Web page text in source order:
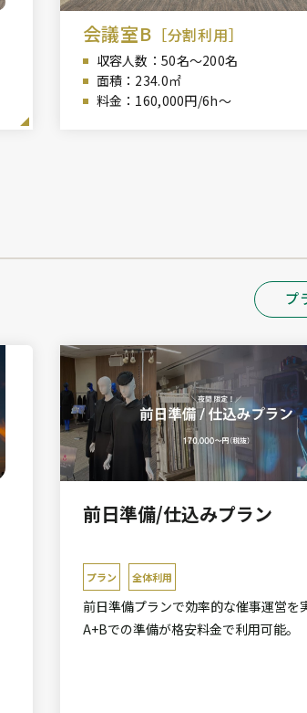
会議室B ［分割利用］
収容人数：50名～200名
面積：234.0㎡
料金：160,000円/6h～
プ
前日準備/仕込みプラン
プラン 全体利用
前日準備プランで効率的な催事運営を
A+Bでの準備が格安料金で利用可能。